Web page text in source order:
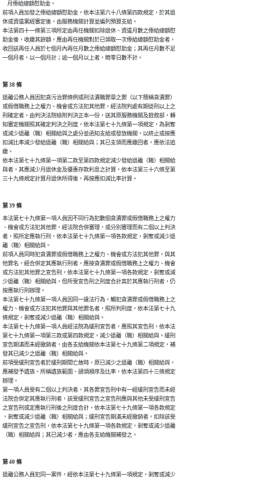
    月俸給總額慰助金。
前項人員加發之俸給總額慰助金，依本法第六十八條第四款規定，於其退
休或資遣案經審定後，由服務機關計算並編列預算支給。
本法第四十一條第三項所定由再任機關扣除退休、資遣月數之俸給總額慰
助金後，收繳其餘額，應由再任機關對於已領取一次俸給總額慰助金者，
收回該再任人員於七個月內再任月數之俸給總額慰助金；其再任月數不足
一個月者，以一個月計；逾一個月以上者，畸零日數不計。
第 38 條
退離公務人員因犯貪污治罪條例或刑法瀆職罪章之罪（以下簡稱貪瀆罪）
或假借職務上之權力、機會或方法犯其他罪，經法院判處有期徒刑以上之
刑確定者，由判決法院檢附判決正本一份，送其原服務機關及銓敘部，轉
知審定機關照其確定判決之刑度，依本法第七十九條第一項規定，為剝奪
或減少退離（職）相關給與之處分並函知支給或發放機關，以終止或按應
扣減比率減少發給退離（職）相關給與；其已支領而應繳回者，應依法追
繳。
依本法第七十九條第一項第二款至第四款規定減少發給退離（職）相關給
與者，其應減少月退休金及優惠存款利息之計算，依本法第三十六條至第
三十九條規定計算月退休所得後，再按應扣減比率計算。
第 39 條
本法第七十九條第一項人員因不同行為犯數個貪瀆罪或假借職務上之權力
、機會或方法犯其他罪，經法院合併審理，或分別審理而有二個以上判決
者，照所定應執行刑，依本法第七十九條第一項各款規定，剝奪或減少退
離（職）相關給與。
前項人員同時犯貪瀆罪或假借職務上之權力、機會或方法犯其他罪，與其
他罪名，經合併定其應執行刑者，應按貪瀆罪或假借職務上之權力、機會
或方法犯其他罪之宣告刑，依本法第七十九條第一項各款規定，剝奪或減
少退離（職）相關給與。但所受宣告刑之刑度合計高於其應執行刑者，仍
按應執行刑辦理。
本法第七十九條第一項人員因同一違法行為，觸犯貪瀆罪或假借職務上之
權力、機會或方法犯其他罪與其他罪名者，照所判刑度，依本法第七十九
條規定，剝奪或減少退離（職）相關給與。
本法第七十九條第一項人員經法院為緩刑宣告者，應照其宣告刑，依本法
第七十九條第一項第三款或第四款規定，減少退離（職）相關給與。緩刑
宣告期滿而未經撤銷者，由各支給機關依本法第七十九條第二項規定，補
發其已減少之退離（職）相關給與。
前項受緩刑宣告者於緩刑期間亡故時，原已減少之退離（職）相關給與，
應補發予遺族。所稱遺族範圍、請領順序及比率，依本法第四十三條規定
辦理。
第一項人員受有二個以上判決者，其各罪宣告刑中有一經緩刑宣告而未經
法院合併定其應執行刑者，該受緩刑宣告之宣告刑應與其他未受緩刑宣告
之宣告刑或定應執行刑後之刑度合計，依本法第七十九條第一項各款規定
，剝奪或減少退離（職）相關給與；緩刑宣告期滿未經撤銷者，扣除該受
緩刑宣告之宣告刑，依本法第七十九條第一項各款規定，剝奪或減少退離
（職）相關給與；其已減少者，應由各支給機關補發之。
第 40 條
退離公務人員犯同一案件，經依本法第七十九條第一項規定，剝奪或減少